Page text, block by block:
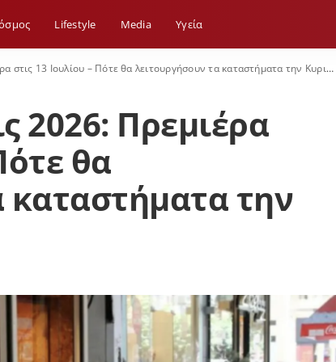
Lifestyle Media Yγεία
στις 13 Ιουλίου – Πότε θα λειτουργήσουν τα καταστήματα την Κυριακή
2026: Πρεμιέρα
θα
καταστήματα την